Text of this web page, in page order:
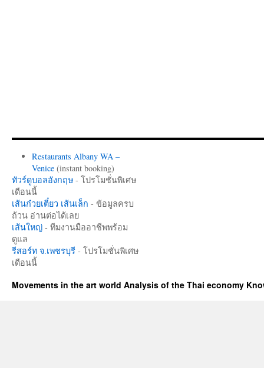
Restaurants Albany WA –
Venice(instant booking)
ทัวร์ดูบอลอังกฤษ - โปรโมชั่นพิเศษ
เดือนนี้
เส้นก๋วยเตี๋ยว เส้นเล็ก - ข้อมูลครบ
ถ้วน อ่านต่อได้เลย
เส้นใหญ่ - ทีมงานมืออาชีพพร้อม
ดูแล
รีสอร์ท จ.เพชรบุรี - โปรโมชั่นพิเศษ
เดือนนี้
Movements in the art world Analysis of the Thai economy